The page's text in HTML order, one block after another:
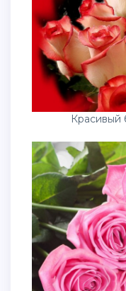
Красивый